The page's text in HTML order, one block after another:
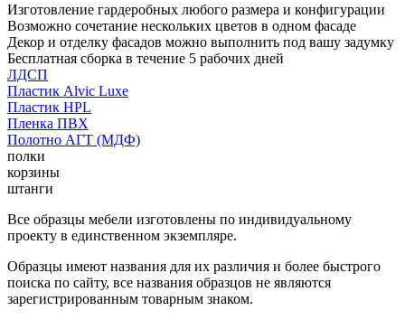
Изготовление гардеробных любого размера и конфигурации
Возможно сочетание нескольких цветов в одном фасаде
Декор и отделку фасадов можно выполнить под вашу задумку
Бесплатная сборка в течение 5 рабочих дней
ЛДСП
Пластик Alvic Luxe
Пластик HPL
Пленка ПВХ
Полотно АГТ (МДФ)
полки
корзины
штанги
Все образцы мебели изготовлены по индивидуальному
проекту в единственном экземпляре.
Образцы имеют названия для их различия и более быстрого
поиска по сайту, все названия образцов не являются
зарегистрированным товарным знаком.